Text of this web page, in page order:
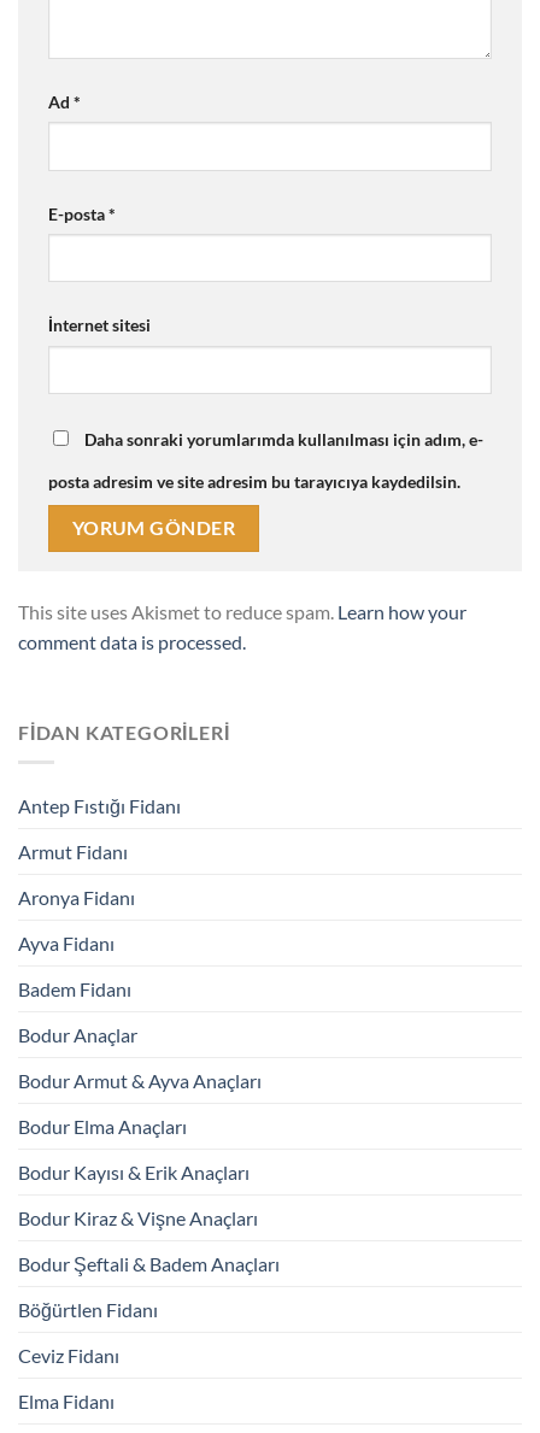
Ad *
E-posta*
İnternet sitesi
Daha sonraki yorumlarımda kullanılması için adım, e-
posta adresim ve site adresim bu tarayıcıya kaydedilsin.
This site uses Akismet to reduce spam. Learn how your
comment data is processed.
FIDAN KATEGORILERI
Antep Fıstığı Fidanı
Armut Fidanı
Aronya Fidanı
Ayva Fidanı
Badem Fidanı
Bodur Anaçlar
Bodur Armut & Ayva Anaçları
Bodur Elma Anaçları
Bodur Kayısı & Erik Anaçları
Bodur Kiraz & Vişne Anaçları
Bodur Şeftali & Badem Anaçları
Böğürtlen Fidanı
Ceviz Fidanı
Elma Fidanı